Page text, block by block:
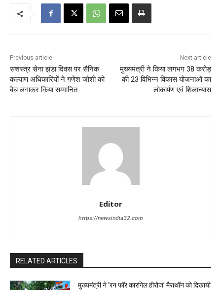
Previous article
सशस्त्र सेना झंडा दिवस पर सैनिक
कल्याण अधिकारियों ने गणेश जोशी को
बैच लगाकर किया सम्मानित
Next article
मुख्यमंत्री ने किया लगभग 38 करोड़
की 23 विभिन्न विकास योजनाओं का
लोकार्पण एवं शिलान्यास
Editor
https://newsindia32.com
RELATED ARTICLES
मुख्यमंत्री ने ‘रन फॉर कारगिल हीरोज’ मैराथॉन को दिखायी